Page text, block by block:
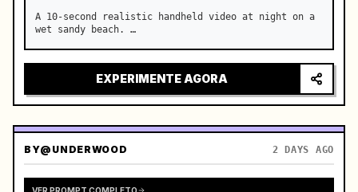
A 10-second realistic handheld video at night on a
wet sandy beach. …
EXPERIMENTE AGORA
BY@UNDERWOOD 2 DAYS AGO
VER PROMPT COMPLETO